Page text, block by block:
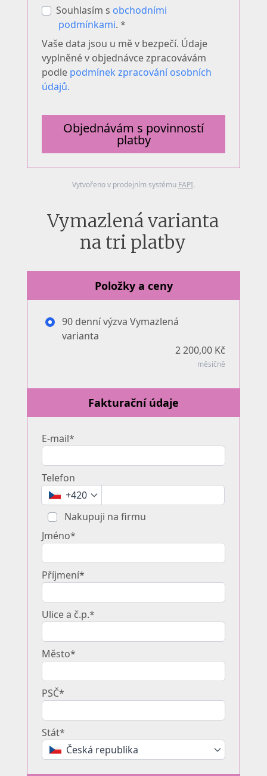
Souhlasím s obchodními
podmínkami. *
Vaše data jsou u mě v bezpečí. Údaje
vyplněné v objednávce zpracovávám
podle podmínek zpracování osobních
údajů.
Objednávám s povinností
platby
Vytvořeno v prodejním systému FAPI.
Vymazlená varianta
na tri platby
Položky a ceny
90 denní výzva Vymazlená
varianta
2 200,00 Kč
měsíčně
Fakturační údaje
E-mail*
Telefon
+420
Nakupuji na firmu
Jméno*
Příjmení*
Ulice a č.p.*
Město*
PSČ*
Stát*
Česká republika